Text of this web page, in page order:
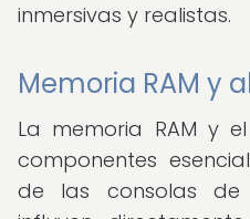
inmersivas y realistas.
Memoria RAM y
La memoria RAM y
componentes
de las consolas de